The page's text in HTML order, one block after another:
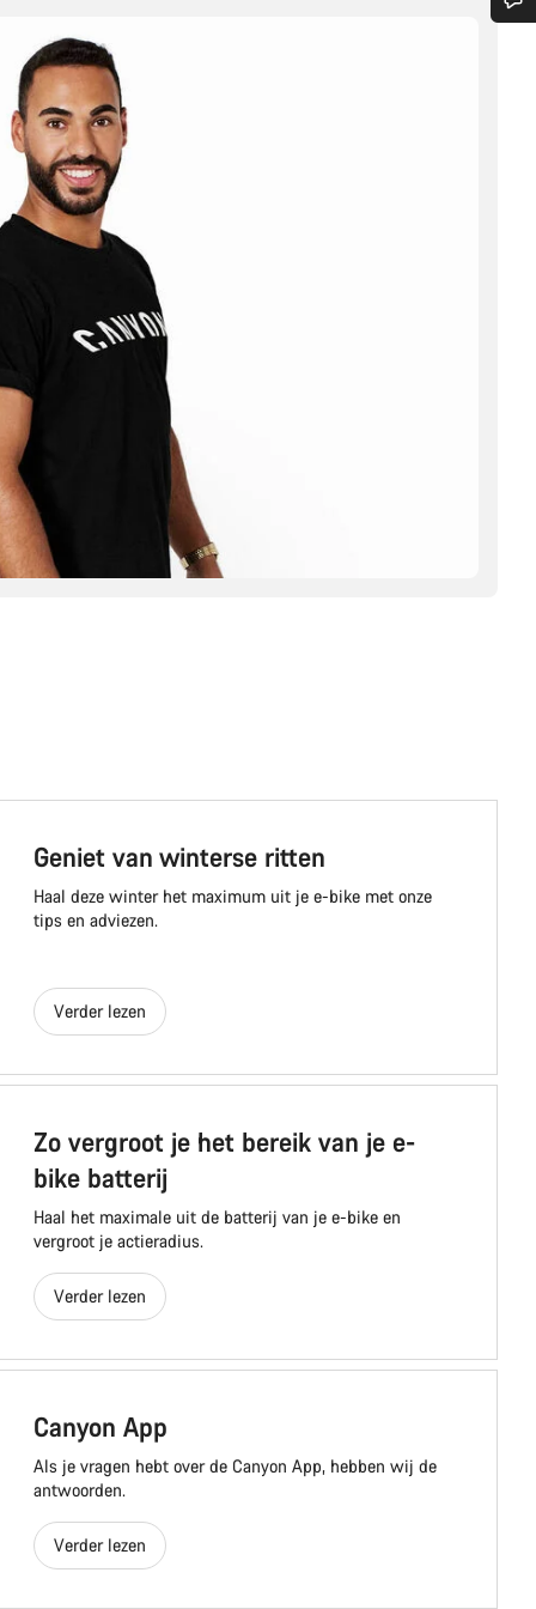
Geniet van winterse ritten
Haal deze winter het maximum uit je e-bike met onze
tips en adviezen.
Verder lezen
Zo vergroot je het bereik van je e-
bike batterij
Haal het maximale uit de batterij van je e-bike en
vergroot je actieradius.
Verder lezen
Canyon App
Als je vragen hebt over de Canyon App, hebben wij de
antwoorden.
Verder lezen